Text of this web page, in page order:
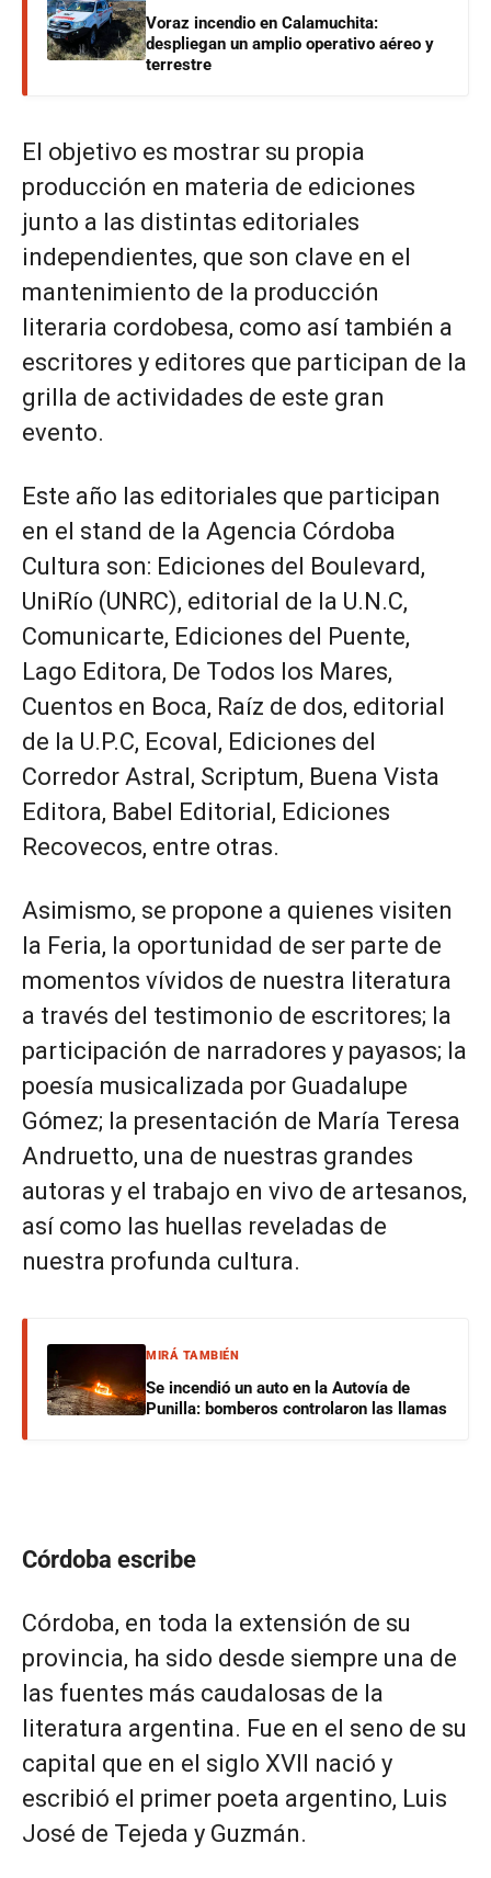
Voraz incendio en Calamuchita:
despliegan un amplio operativo aéreo y
terrestre
El objetivo es mostrar su propia
producción en materia de ediciones
junto a las distintas editoriales
independientes, que son clave en el
mantenimiento de la producción
literaria cordobesa, como así también a
escritores y editores que participan de la
grilla de actividades de este gran
evento.
Este año las editoriales que participan
en el stand de la Agencia Córdoba
Cultura son: Ediciones del Boulevard,
UniRío (UNRC), editorial de la U.N.C,
Comunicarte, Ediciones del Puente,
Lago Editora, De Todos los Mares,
Cuentos en Boca, Raíz de dos, editorial
de la U.P.C, Ecoval, Ediciones del
Corredor Astral, Scriptum, Buena Vista
Editora, Babel Editorial, Ediciones
Recovecos, entre otras.
Asimismo, se propone a quienes visiten
la Feria, la oportunidad de ser parte de
momentos vívidos de nuestra literatura
a través del testimonio de escritores; la
participación de narradores y payasos; la
poesía musicalizada por Guadalupe
Gómez; la presentación de María Teresa
Andruetto, una de nuestras grandes
autoras y el trabajo en vivo de artesanos,
así como las huellas reveladas de
nuestra profunda cultura.
MIRÁ TAMBIÉN
Se incendió un auto en la Autovía de
Punilla: bomberos controlaron las llamas
Córdoba escribe
Córdoba, en toda la extensión de su
provincia, ha sido desde siempre una de
las fuentes más caudalosas de la
literatura argentina. Fue en el seno de su
capital que en el siglo XVII nació y
escribió el primer poeta argentino, Luis
José de Tejeda y Guzmán.